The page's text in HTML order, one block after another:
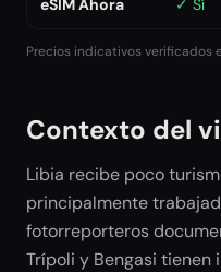
eSIM Ahora ✓ Sí
Precios indicativos verificados
Contexto del
Libia recibe poco
principalmente
fotorreporteros
Trípoli y Bengasi